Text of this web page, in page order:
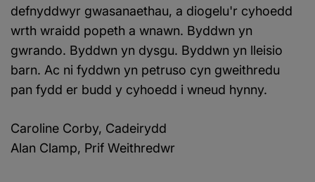
defnyddwyr gwasanaethau, a diogelu'r cyhoedd
wrth wraidd popeth a wnawn. Byddwn yn
gwrando. Byddwn yn dysgu. Byddwn yn lleisio
barn. Ac ni fyddwn yn petruso cyn gweithredu
pan fydd er budd y cyhoedd i wneud hynny.
Caroline Corby, Cadeirydd
Alan Clamp, Prif Weithredwr